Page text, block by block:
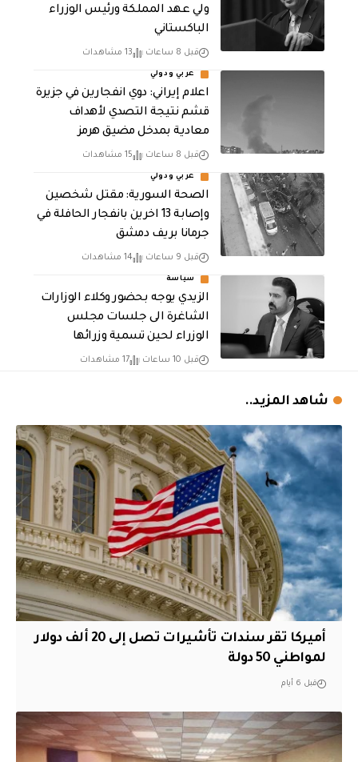
ولي عهد المملكة ورئيس الوزراء
الباكستاني
قبل 8 ساعات 13 مشاهدات
عربي ودولي
اعلام إيراني: دوي انفجارين في جزيرة
قشم نتيجة التصدي لأهداف
معادية بمدخل مضيق هرمز
قبل 8 ساعات 15 مشاهدات
عربي ودولي
الصحة السورية: مقتل شخصين
وإصابة 13 اخرين بانفجار الحافلة في
جرمانا بريف دمشق
قبل 9 ساعات 14 مشاهدات
سياسة
الزيدي يوجه بحضور وكلاء الوزارات
الشاغرة الى جلسات مجلس
الوزراء لحين تسمية وزرائها
قبل 10 ساعات 17 مشاهدات
شاهد المزيد..
أميركا تقر سندات تأشيرات تصل إلى 20 ألف دولار
لمواطني 50 دولة
قبل 6 أيام